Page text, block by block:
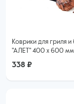
Коврики для гриля
"АЛЕТ" 400 х 600 мм
338 ₽